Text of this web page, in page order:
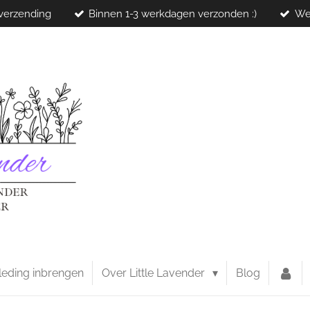
Binnen 1-3 werkdagen verzonden :)
inbrengen Over Little Lavender Blog